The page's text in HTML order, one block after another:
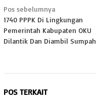
Navigasi
pos
Pos sebelumnya
1740 PPPK Di Lingkungan
Pemerintah Kabupaten OKU
Dilantik Dan Diambil Sumpah
POS TERKAIT